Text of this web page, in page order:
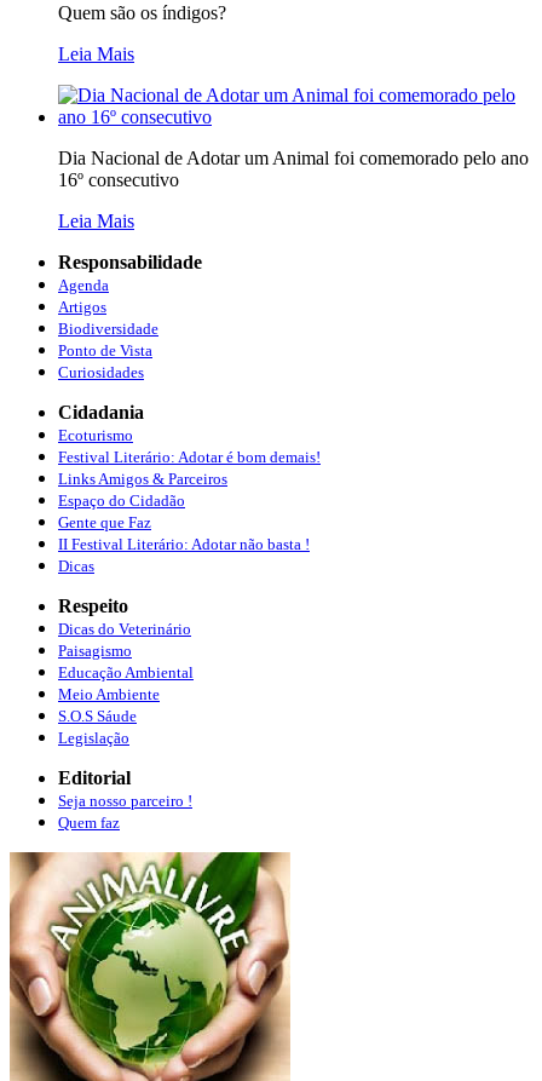
Quem são os índigos?
Leia Mais
Dia Nacional de Adotar um Animal foi comemorado pelo ano
16º consecutivo
Leia Mais
Responsabilidade
Agenda
Artigos
Biodiversidade
Ponto de Vista
Curiosidades
Cidadania
Ecoturismo
Festival Literário: Adotar é bom demais!
Links Amigos & Parceiros
Espaço do Cidadão
Gente que Faz
II Festival Literário: Adotar não basta !
Dicas
Respeito
Dicas do Veterinário
Paisagismo
Educação Ambiental
Meio Ambiente
S.O.S Sáude
Legislação
Editorial
Seja nosso parceiro !
Quem faz